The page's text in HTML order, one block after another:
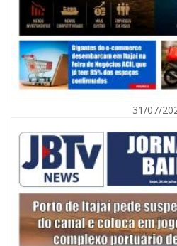
Nem toda violência deixa marcas:
violência contra a mulher
BALNEÁRIO CAMBORIÚ
31/07/